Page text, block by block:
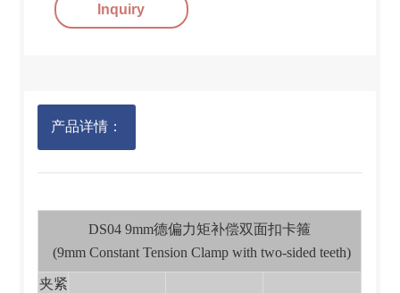
Inquiry
产品详情：
DS04 9mm德偏力矩补偿双面扣卡箍
(9mm Constant Tension Clamp with two-sided teeth)
夹紧